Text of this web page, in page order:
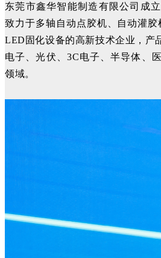
东莞市鑫华智能制造有限公司成
致力于多轴自动点胶机、自动灌
LED固化设备的高新技术企业，产
电子、光伏、3C电子、半导体、
领域。